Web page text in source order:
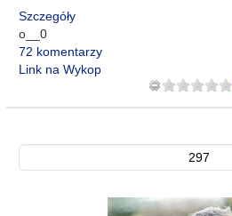
Szczegóły
o__0
72 komentarzy
Link na Wykop
297